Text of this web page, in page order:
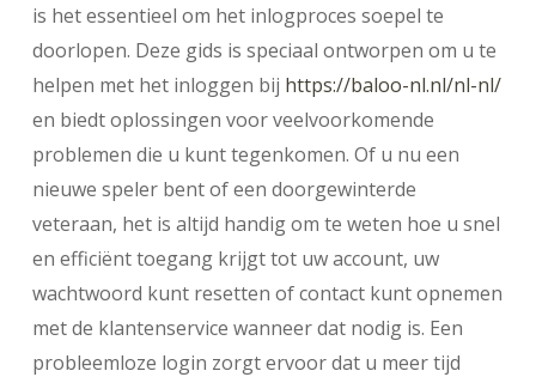
is het essentieel om het inlogproces soepel te
doorlopen. Deze gids is speciaal ontworpen om u te
helpen met het inloggen bij https://baloo-nl.nl/nl-nl/
en biedt oplossingen voor veelvoorkomende
problemen die u kunt tegenkomen. Of u nu een
nieuwe speler bent of een doorgewinterde
veteraan, het is altijd handig om te weten hoe u snel
en efficiënt toegang krijgt tot uw account, uw
wachtwoord kunt resetten of contact kunt opnemen
met de klantenservice wanneer dat nodig is. Een
probleemloze login zorgt ervoor dat u meer tijd